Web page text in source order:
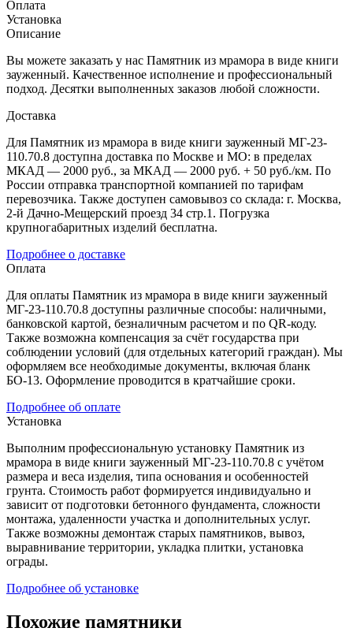
Оплата
Установка
Описание
Вы можете заказать у нас Памятник из мрамора в виде книги
зауженный. Качественное исполнение и профессиональный
подход. Десятки выполненных заказов любой сложности.
Доставка
Для Памятник из мрамора в виде книги зауженный МГ-23-
110.70.8 доступна доставка по Москве и МО: в пределах
МКАД — 2000 руб., за МКАД — 2000 руб. + 50 руб./км. По
России отправка транспортной компанией по тарифам
перевозчика. Также доступен самовывоз со склада: г. Москва,
2-й Дачно-Мещерский проезд 34 стр.1. Погрузка
крупногабаритных изделий бесплатна.
Подробнее о доставке
Оплата
Для оплаты Памятник из мрамора в виде книги зауженный
МГ-23-110.70.8 доступны различные способы: наличными,
банковской картой, безналичным расчетом и по QR-коду.
Также возможна компенсация за счёт государства при
соблюдении условий (для отдельных категорий граждан). Мы
оформляем все необходимые документы, включая бланк
БО-13. Оформление проводится в кратчайшие сроки.
Подробнее об оплате
Установка
Выполним профессиональную установку Памятник из
мрамора в виде книги зауженный МГ-23-110.70.8 с учётом
размера и веса изделия, типа основания и особенностей
грунта. Стоимость работ формируется индивидуально и
зависит от подготовки бетонного фундамента, сложности
монтажа, удаленности участка и дополнительных услуг.
Также возможны демонтаж старых памятников, вывоз,
выравнивание территории, укладка плитки, установка
ограды.
Подробнее об установке
Похожие памятники